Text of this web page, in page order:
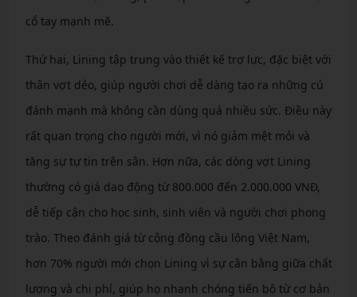
cổ tay mạnh mẽ.
Thứ hai, Lining tập trung vào thiết kế trợ lực, đặc biệt với
thân vợt dẻo, giúp người chơi dễ dàng tạo ra những cú
đánh mạnh mà không cần dùng quá nhiều sức. Điều này
rất quan trọng cho người mới, vì nó giảm mệt mỏi và
tăng sự tự tin trên sân. Hơn nữa, các dòng vợt Lining
thường có giá dao động từ 800.000 đến 2.000.000 VNĐ,
dễ tiếp cận cho học sinh, sinh viên và người chơi phong
trào. Theo đánh giá từ cộng đồng cầu lông Việt Nam,
hơn 70% người mới chọn Lining vì sự cân bằng giữa chất
lượng và chi phí, giúp họ nhanh chóng tiến bộ từ cơ bản